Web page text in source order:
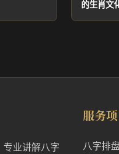
的生肖文
业讲解八字
服务
八字排